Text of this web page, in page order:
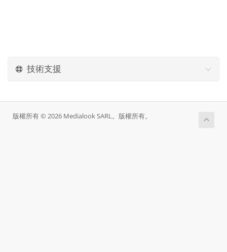
技術支援
版權所有 © 2026 Medialook SARL。版權所有。